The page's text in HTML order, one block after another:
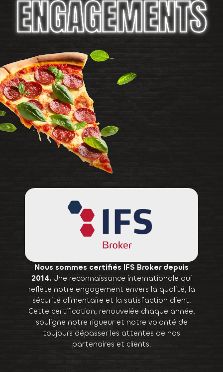
ENGAGEMENTS
Nous sommes certifiés IFS Broker depuis
2014. Une reconnaissance internationale qui
reflète notre engagement envers la qualité, la
sécurité alimentaire et la satisfaction client.
Cette certification, renouvelée chaque année,
souligne notre rigueur et notre volonté de
toujours dépasser les attentes de nos
partenaires et clients.